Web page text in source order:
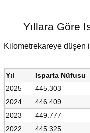
Yıllara Göre
Kilometrekareye düşen
Yıl Isparta Nüfusu
2025
445.303
2024 446.409
2023 449.777
2022 445.325